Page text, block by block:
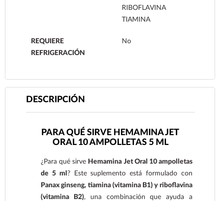
RIBOFLAVINA
TIAMINA
REQUIERE
REFRIGERACIÓN
No
DESCRIPCIÓN
PARA QUÉ SIRVE HEMAMINA JET
ORAL 10 AMPOLLETAS 5 ML
¿Para qué sirve Hemamina Jet Oral 10 ampolletas
de 5 ml ? Este suplemento está formulado con
Panax ginseng, tiamina (vitamina B1) y riboflavina
(vitamina B2), una combinación que ayuda a